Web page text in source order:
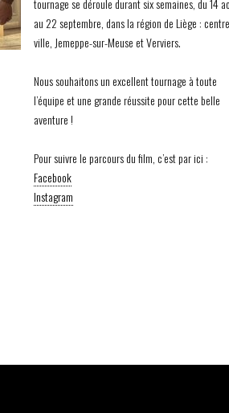
tournage se déroule durant six semaines, du 14
au 22 septembre, dans la région de Liège :
ville, Jemeppe-sur-Meuse et Verviers.
Nous souhaitons un excellent tournage à toute
l’équipe et une grande réussite pour cette belle
aventure !
Pour suivre le parcours du film, c’est par ici :
Facebook
Instagram